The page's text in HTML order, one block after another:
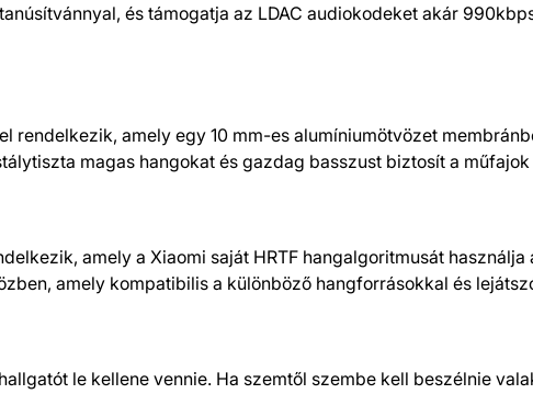
és támogatja az LDAC audiokodeket akár
rendelkezik, amely egy 10 mm-es alumíniumötvözet
magas hangokat és gazdag basszust biztosít a műfajok
amely a Xiaomi saját HRTF hangalgoritmusát használja
amely kompatibilis a különböző hangforrásokkal és
le kellene vennie. Ha szemtől szembe kell beszélnie